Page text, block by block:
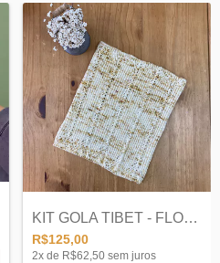
KIT GOLA TIBET - FLOR DE IRIS
R$125,00
2x de R$62,50sem juros